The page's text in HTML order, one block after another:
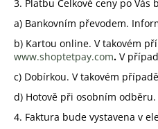
3. Platbu Celkové ceny po
a) Bankovním převodem.
b) Kartou online. V takovém
www.shoptetpay.com. V
c) Dobírkou. V takovém
d) Hotově při osobním
4. Faktura bude vystavena v